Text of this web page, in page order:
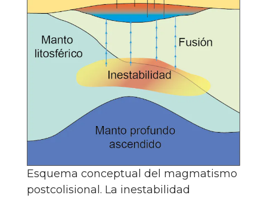
Esquema conceptual del magmatismo
postcolisional. La inestabilidad